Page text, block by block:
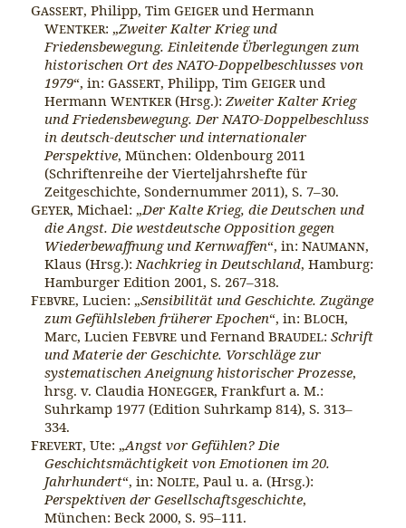
Gassert, Philipp, Tim Geigerund Hermann
Wentker: „Zweiter Kalter Krieg und
Friedensbewegung. Einleitende Überlegungen zum
historischen Ort des NATO-Doppelbeschlusses von
1979“, in: Gassert, Philipp, Tim Geigerund
HermannWentker(Hrsg.):Zweiter Kalter Krieg
und Friedensbewegung. Der NATO-Doppelbeschluss
in deutsch-deutscher und internationaler
Perspektive, München: Oldenbourg 2011
(Schriftenreihe der Vierteljahrshefte für
Zeitgeschichte, Sondernummer 2011), S. 7–30.
Geyer, Michael: „Der Kalte Krieg, die Deutschen und
die Angst. Die westdeutsche Opposition gegen
Wiederbewaffnung und Kernwaffen“, in:Naumann,
Klaus (Hrsg.):Nachkrieg in Deutschland, Hamburg:
Hamburger Edition 2001, S. 267–318.
Febvre, Lucien: „Sensibilität und Geschichte. Zugänge
zum Gefühlsleben früherer Epochen“, in:Bloch,
Marc, LucienFebvre und FernandBraudel:Schrift
und Materie der Geschichte. Vorschläge zur
systematischen Aneignung historischer Prozesse,
hrsg. v. ClaudiaHonegger, Frankfurt a. M.:
Suhrkamp 1977 (Edition Suhrkamp 814), S. 313–
334.
Frevert, Ute: „Angst vor Gefühlen? Die
Geschichtsmächtigkeit von Emotionen im 20.
Jahrhundert“, in:Nolte, Paul u. a. (Hrsg.):
Perspektiven der Gesellschaftsgeschichte,
München: Beck 2000, S. 95–111.